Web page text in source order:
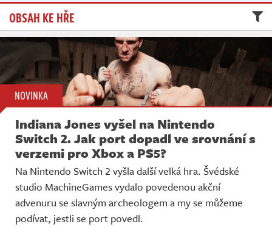
OBSAH KE HŘE
NOVINKA
Indiana Jones vyšel na Nintendo
Switch 2. Jak port dopadl ve srovnání s
verzemi pro Xbox a PS5?
Na Nintendo Switch 2 vyšla další velká hra. Švédské
studio MachineGames vydalo povedenou akční
advenuru se slavným archeologem a my se můžeme
podívat, jestli se port povedl.